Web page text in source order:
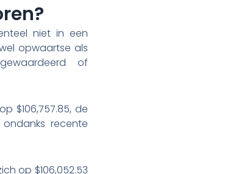
niet in een
opwaartse als
of
$106,757.85, de
recente
op $106,052.53